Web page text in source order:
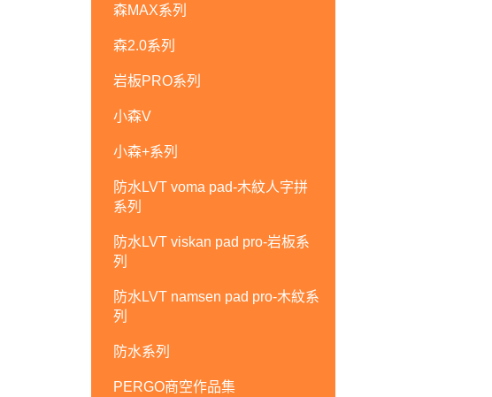
森MAX系列
森2.0系列
岩板PRO系列
小森V
小森+系列
防水LVT voma pad-木紋人字拼
系列
防水LVT viskan pad pro-岩板系
列
防水LVT namsen pad pro-木紋系
列
防水系列
PERGO商空作品集